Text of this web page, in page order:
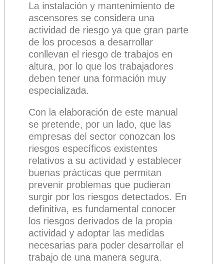
La instalación y mantenimiento de
ascensores se considera una
actividad de riesgo ya que gran parte
de los procesos a desarrollar
conllevan el riesgo de trabajos en
altura, por lo que los trabajadores
deben tener una formación muy
especializada.
Con la elaboración de este manual
se pretende, por un lado, que las
empresas del sector conozcan los
riesgos específicos existentes
relativos a su actividad y establecer
buenas prácticas que permitan
prevenir problemas que pudieran
surgir por los riesgos detectados. En
definitiva, es fundamental conocer
los riesgos derivados de la propia
actividad y adoptar las medidas
necesarias para poder desarrollar el
trabajo de una manera segura.